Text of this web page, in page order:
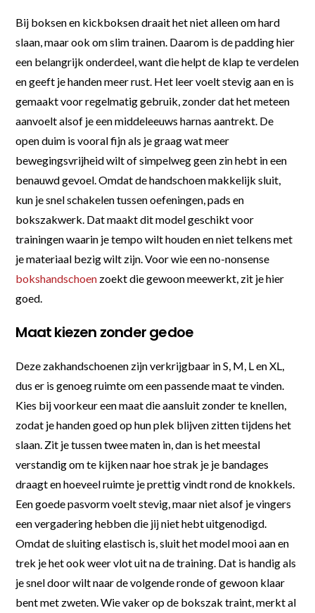
Bij boksen en kickboksen draait het niet alleen om hard
slaan, maar ook om slim trainen. Daarom is de padding hier
een belangrijk onderdeel, want die helpt de klap te verdelen
en geeft je handen meer rust. Het leer voelt stevig aan en is
gemaakt voor regelmatig gebruik, zonder dat het meteen
aanvoelt alsof je een middeleeuws harnas aantrekt. De
open duim is vooral fijn als je graag wat meer
bewegingsvrijheid wilt of simpelweg geen zin hebt in een
benauwd gevoel. Omdat de handschoen makkelijk sluit,
kun je snel schakelen tussen oefeningen, pads en
bokszakwerk. Dat maakt dit model geschikt voor
trainingen waarin je tempo wilt houden en niet telkens met
je materiaal bezig wilt zijn. Voor wie een no-nonsense
bokshandschoen zoekt die gewoon meewerkt, zit je hier
goed.
Maat kiezen zonder gedoe
Deze zakhandschoenen zijn verkrijgbaar in S, M, L en XL,
dus er is genoeg ruimte om een passende maat te vinden.
Kies bij voorkeur een maat die aansluit zonder te knellen,
zodat je handen goed op hun plek blijven zitten tijdens het
slaan. Zit je tussen twee maten in, dan is het meestal
verstandig om te kijken naar hoe strak je je bandages
draagt en hoeveel ruimte je prettig vindt rond de knokkels.
Een goede pasvorm voelt stevig, maar niet alsof je vingers
een vergadering hebben die jij niet hebt uitgenodigd.
Omdat de sluiting elastisch is, sluit het model mooi aan en
trek je het ook weer vlot uit na de training. Dat is handig als
je snel door wilt naar de volgende ronde of gewoon klaar
bent met zweten. Wie vaker op de bokszak traint, merkt al